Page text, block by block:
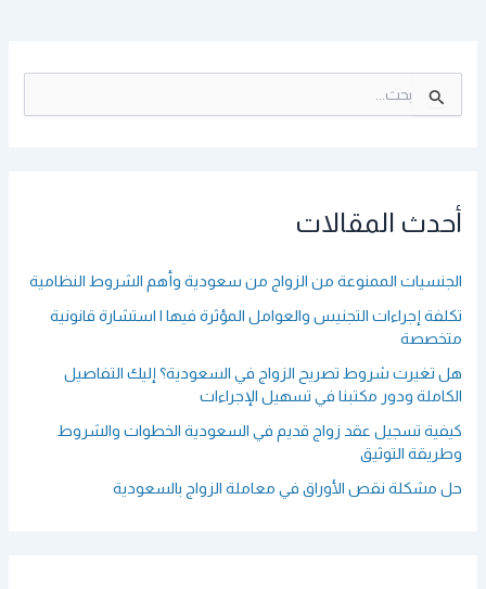
ل
ع
ن
أحدث المقالات
الجنسيات الممنوعة من الزواج من سعودية وأهم الشروط النظامية
تكلفة إجراءات التجنيس والعوامل المؤثرة فيها | استشارة قانونية
متخصصة
هل تغيرت شروط تصريح الزواج في السعودية؟ إليك التفاصيل
الكاملة ودور مكتبنا في تسهيل الإجراءات
كيفية تسجيل عقد زواج قديم في السعودية الخطوات والشروط
وطريقة التوثيق
حل مشكلة نقص الأوراق في معاملة الزواج بالسعودية